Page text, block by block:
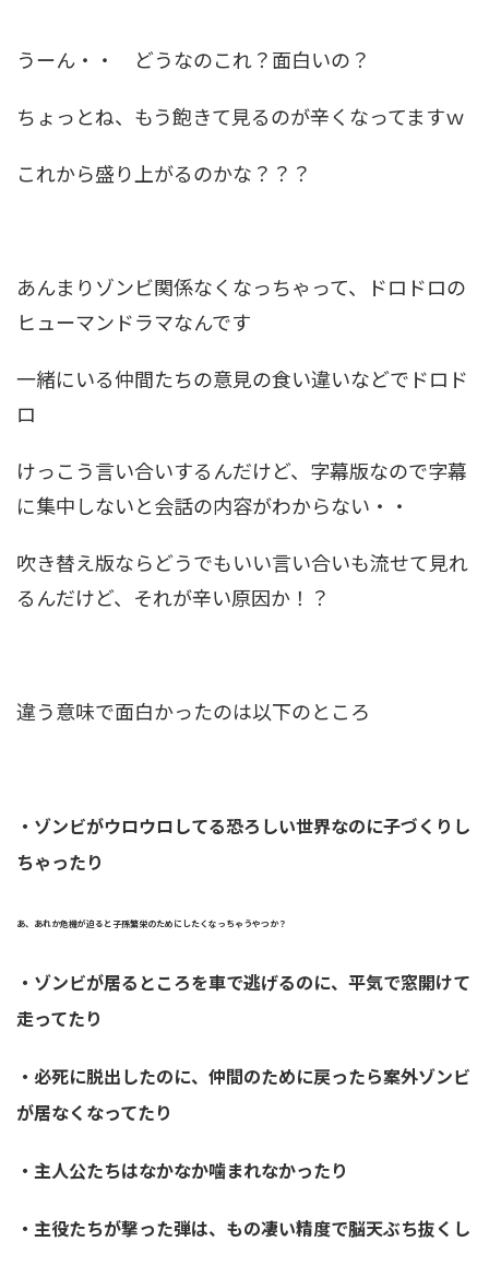
うーん・・ どうなのこれ？面白いの？
ちょっとね、もう飽きて見るのが辛くなってますｗ
これから盛り上がるのかな？？？
あんまりゾンビ関係なくなっちゃって、ドロドロの
ヒューマンドラマなんです
一緒にいる仲間たちの意見の食い違いなどでドロド
ロ
けっこう言い合いするんだけど、字幕版なので字幕
に集中しないと会話の内容がわからない・・
吹き替え版ならどうでもいい言い合いも流せて見れ
るんだけど、それが辛い原因か！？
違う意味で面白かったのは以下のところ
・ゾンビがウロウロしてる恐ろしい世界なのに子づくりし
ちゃったり
あ、あれか危機が迫ると子孫繁栄のためにしたくなっちゃうやつか？
・ゾンビが居るところを車で逃げるのに、平気で窓開けて
走ってたり
・必死に脱出したのに、仲間のために戻ったら案外ゾンビ
が居なくなってたり
・主人公たちはなかなか噛まれなかったり
・主役たちが撃った弾は、もの凄い精度で脳天ぶち抜くし